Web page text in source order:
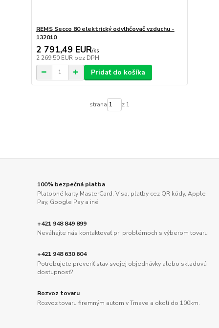
REMS Secco 80 elektrický odvlhčovač vzduchu -
132010
2 791,49 EUR/ks
2 269,50 EUR bez DPH
Pridať do košíka
strana z 1
100% bezpečná platba
Platobné karty MasterCard, Visa, platby cez QR kódy, Apple
Pay, Google Pay a iné
+421 948 849 899
Neváhajte nás kontaktovať pri problémoch s výberom tovaru
+421 948 630 604
Potrebujete preveriť stav svojej objednávky alebo skladovú
dostupnosť?
Rozvoz tovaru
Rozvoz tovaru firemným autom v Trnave a okolí do 100km.